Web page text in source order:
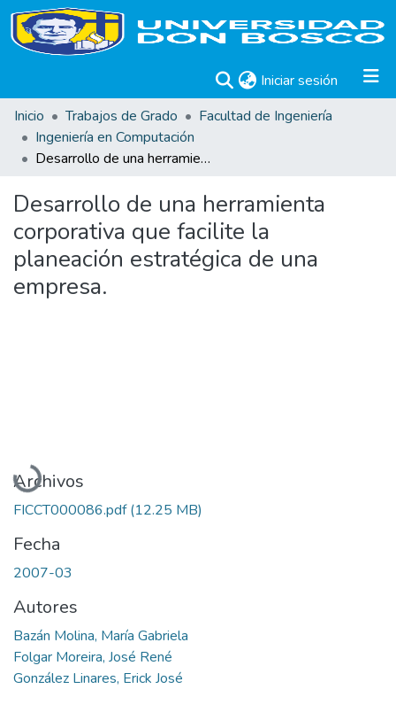
Iniciar sesión (current)
Inicio
Trabajos de Grado
Facultad de Ingeniería
Ingeniería en Computación
Desarrollo de una herramienta corporativa que facilite la planeación estratégica de una empresa.
Desarrollo de una herramienta
corporativa que facilite la
planeación estratégica de una
empresa.
Cargando...
Archivos
FICCT000086.pdf(12.25 MB)
Fecha
2007-03
Autores
Bazán Molina, María Gabriela
Folgar Moreira, José René
González Linares, Erick José